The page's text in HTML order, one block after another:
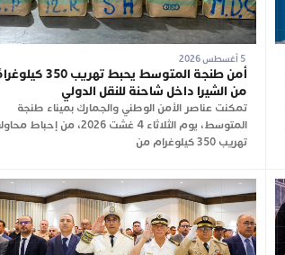
5 أغسطس 2026
أمن طنجة المتوسط يحبط تهريب 350
من الشيرا داخل شاحنة للنقل الدولي
تمكنت عناصر الأمن الوطني والجمارك بميناء طنجة
المتوسط، يوم الثلاثاء 4 غشت 2026، من إحباط
تهريب 350 كيلوغرام من